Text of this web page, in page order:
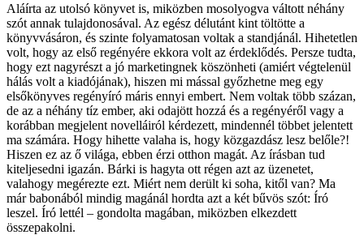
Aláírta az utolsó könyvet is, miközben mosolyogva váltott néhány
szót annak tulajdonosával. Az egész délutánt kint töltötte a
könyvvásáron, és szinte folyamatosan voltak a standjánál. Hihetetlen
volt, hogy az első regényére ekkora volt az érdeklődés. Persze tudta,
hogy ezt nagyrészt a jó marketingnek köszönheti (amiért végtelenül
hálás volt a kiadójának), hiszen mi mással győzhetne meg egy
elsőkönyves regényíró máris ennyi embert. Nem voltak több százan,
de az a néhány tíz ember, aki odajött hozzá és a regényéről vagy a
korábban megjelent novelláiról kérdezett, mindennél többet jelentett
ma számára. Hogy hihette valaha is, hogy közgazdász lesz belőle?!
Hiszen ez az ő világa, ebben érzi otthon magát. Az írásban tud
kiteljesedni igazán. Bárki is hagyta ott régen azt az üzenetet,
valahogy megérezte ezt. Miért nem derült ki soha, kitől van? Ma
már babonából mindig magánál hordta azt a két bűvös szót: Író
leszel. Író lettél – gondolta magában, miközben elkezdett
összepakolni.